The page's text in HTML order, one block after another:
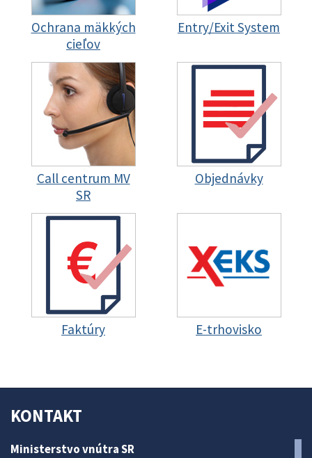
Ochrana mäkkých
cieľov
Entry/Exit System
Call centrum MV
SR
Objednávky
Faktúry E-trhovisko
KONTAKT
Ministerstvo vnútra SR